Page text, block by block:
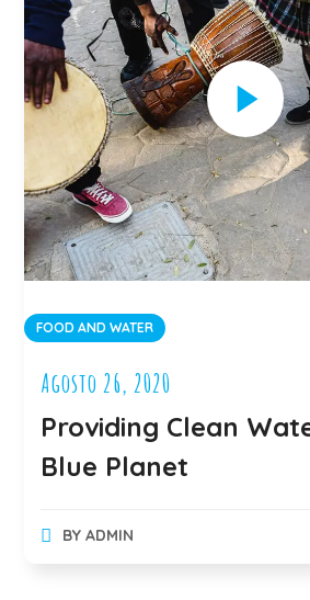
FOOD AND WATER
Agosto 26, 2020
Providing Clean
Blue Planet
BY ADMIN